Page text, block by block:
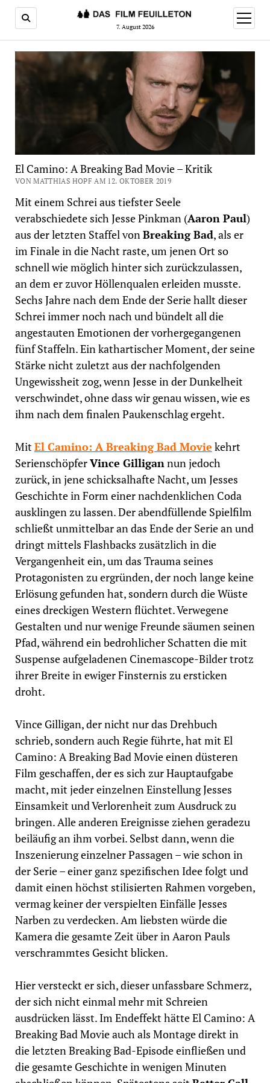
7. August 2026
Menü
öffnen
El Camino: A Breaking Bad Movie – Kritik
VON MATTHIAS HOPF AM 12. OKTOBER 2019
Mit einem Schrei aus tiefster Seele
verabschiedete sich Jesse Pinkman (Aaron Paul)
aus der letzten Staffel vonBreaking Bad, als er
im Finale in die Nacht raste, um jenen Ort so
schnell wie möglich hinter sich zurückzulassen,
an dem er zuvor Höllenqualen erleiden musste.
Sechs Jahre nach dem Ende der Serie hallt dieser
Schrei immer noch nach und bündelt all die
angestauten Emotionen der vorhergegangenen
fünf Staffeln. Ein kathartischer Moment, der seine
Stärke nicht zuletzt aus der nachfolgenden
Ungewissheit zog, wenn Jesse in der Dunkelheit
verschwindet, ohne dass wir genau wissen, wie es
ihm nach dem finalen Paukenschlag ergeht.
MitEl Camino: A Breaking Bad Movie kehrt
SerienschöpferVince Gilligannun jedoch
zurück, in jene schicksalhafte Nacht, um Jesses
Geschichte in Form einer nachdenklichen Coda
ausklingen zu lassen. Der abendfüllende Spielfilm
schließt unmittelbar an das Ende der Serie an und
dringt mittels Flashbacks zusätzlich in die
Vergangenheit ein, um das Trauma seines
Protagonisten zu ergründen, der noch lange keine
Erlösung gefunden hat, sondern durch die Wüste
eines dreckigen Western flüchtet. Verwegene
Gestalten und nur wenige Freunde säumen seinen
Pfad, während ein bedrohlicher Schatten die mit
Suspense aufgeladenen Cinemascope-Bilder trotz
ihrer Breite in ewiger Finsternis zu ersticken
droht.
Vince Gilligan, der nicht nur das Drehbuch
schrieb, sondern auch Regie führte, hat mit El
Camino: A Breaking Bad Movie einen düsteren
Film geschaffen, der es sich zur Hauptaufgabe
macht, mit jeder einzelnen Einstellung Jesses
Einsamkeit und Verlorenheit zum Ausdruck zu
bringen. Alle anderen Ereignisse ziehen geradezu
beiläufig an ihm vorbei. Selbst dann, wenn die
Inszenierung einzelner Passagen – wie schon in
der Serie – einer ganz spezifischen Idee folgt und
damit einen höchst stilisierten Rahmen vorgeben,
vermag keiner der verspielten Einfälle Jesses
Narben zu verdecken. Am liebsten würde die
Kamera die gesamte Zeit über in Aaron Pauls
verschrammtes Gesicht blicken.
Hier versteckt er sich, dieser unfassbare Schmerz,
der sich nicht einmal mehr mit Schreien
ausdrücken lässt. Im Endeffekt hätte El Camino: A
Breaking Bad Movie auch als Montage direkt in
die letzten Breaking Bad-Episode einfließen und
die gesamte Geschichte in wenigen Minuten